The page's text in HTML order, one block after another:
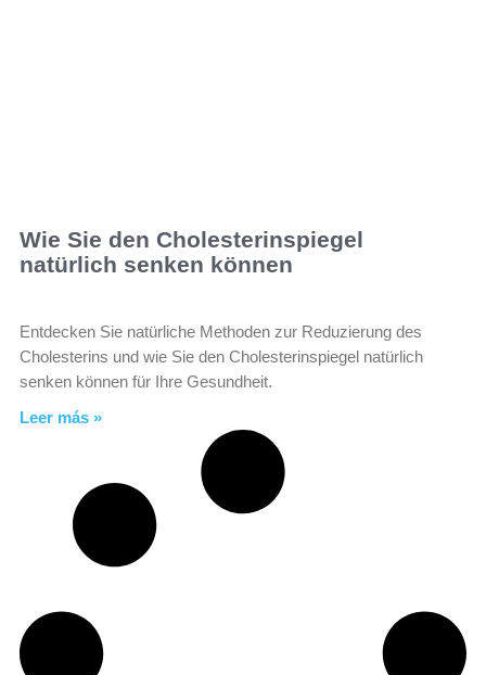
Wie Sie den Cholesterinspiegel
natürlich senken können
Entdecken Sie natürliche Methoden zur Reduzierung des
Cholesterins und wie Sie den Cholesterinspiegel natürlich
senken können für Ihre Gesundheit.
Leer más »